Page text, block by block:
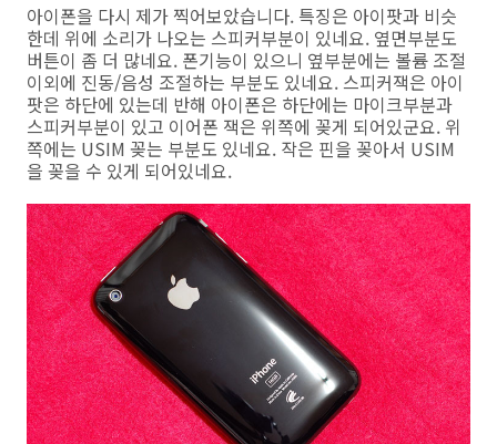
아이폰을 다시 제가 찍어보았습니다. 특징은 아이팟과 비슷
한데 위에 소리가 나오는 스피커부분이 있네요. 옆면부분도
버튼이 좀 더 많네요. 폰기능이 있으니 옆부분에는 볼륨 조절
이외에 진동/음성 조절하는 부분도 있네요. 스피커잭은 아이
팟은 하단에 있는데 반해 아이폰은 하단에는 마이크부분과
스피커부분이 있고 이어폰 잭은 위쪽에 꽂게 되어있군요. 위
쪽에는 USIM 꽂는 부분도 있네요. 작은 핀을 꽂아서 USIM
을 꽂을 수 있게 되어있네요.